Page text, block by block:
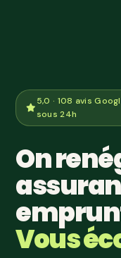
5,0 · 108 avis
sous 24h
On
Vous